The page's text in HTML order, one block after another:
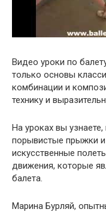
Видео уроки по
только основы
комбинации и
технику и
На уроках вы
порывистые прыжки
искусственные
движения, которые
балета.
Марина Бурляй,